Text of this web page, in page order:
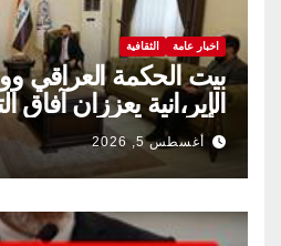
اخبار عامة الثقافية
بيت الحكمة العراقي
الإير،انية يعززان آفاق
والثقافي.
أغسطس 5, 2026